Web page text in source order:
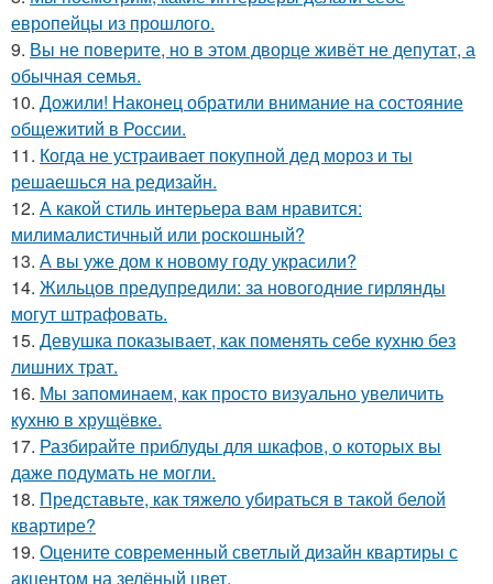
европейцы из прошлого.
9. Вы не поверите, но в этом дворце живёт не депутат, а
обычная семья.
10. Дожили! Наконец обратили внимание на состояние
общежитий в России.
11. Когда не устраивает покупной дед мороз и ты
решаешься на редизайн.
12. А какой стиль интерьера вам нравится:
милималистичный или роскошный?
13. А вы уже дом к новому году украсили?
14. Жильцов предупредили: за новогодние гирлянды
могут штрафовать.
15. Девушка показывает, как поменять себе кухню без
лишних трат.
16. Мы запоминаем, как просто визуально увеличить
кухню в хрущёвке.
17. Разбирайте приблуды для шкафов, о которых вы
даже подумать не могли.
18. Представьте, как тяжело убираться в такой белой
квартире?
19. Оцените современный светлый дизайн квартиры с
акцентом на зелёный цвет.